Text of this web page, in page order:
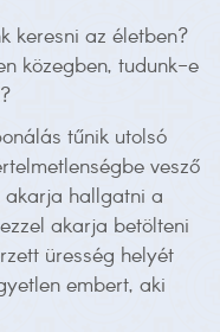
keresni az életben?
közegben, tudunk-e
tűnik utolsó
vesző
akarja hallgatni a
akarja betölteni
üresség helyét
embert, aki